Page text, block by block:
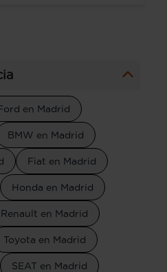
en Madrid
BMW en Madrid
Fiat en Madrid
Honda en Madrid
Renault en Madrid
Toyota en Madrid
SEAT en Madrid